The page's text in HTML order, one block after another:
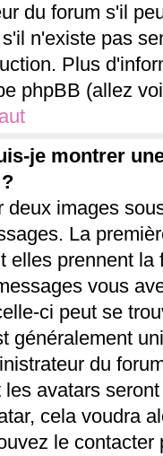
du forum s'il
n'existe pas
Plus
phpBB (allez
je montrer
deux images
La
elles prennent
vous
ci peut se
généralement
du
les avatars
cela voudra
le